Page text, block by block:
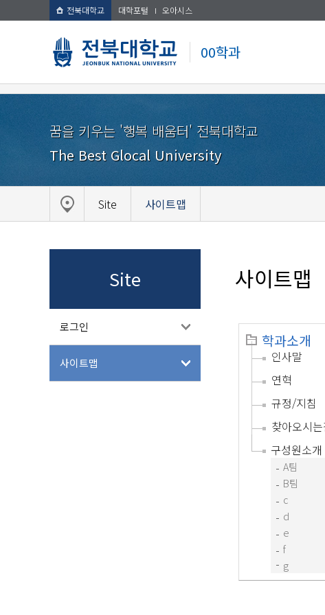
전북대학교 대학포털 오아시스
00학과
꿈을 키우는 '행복 배움터' 전북대학교
The Best Glocal University
Site 사이트맵
Site
로그인
사이트맵
사이트맵
학과소개
인사말
연혁
규정/지침
찾아오시는
구성원소개
A팀
B팀
c
d
e
f
g